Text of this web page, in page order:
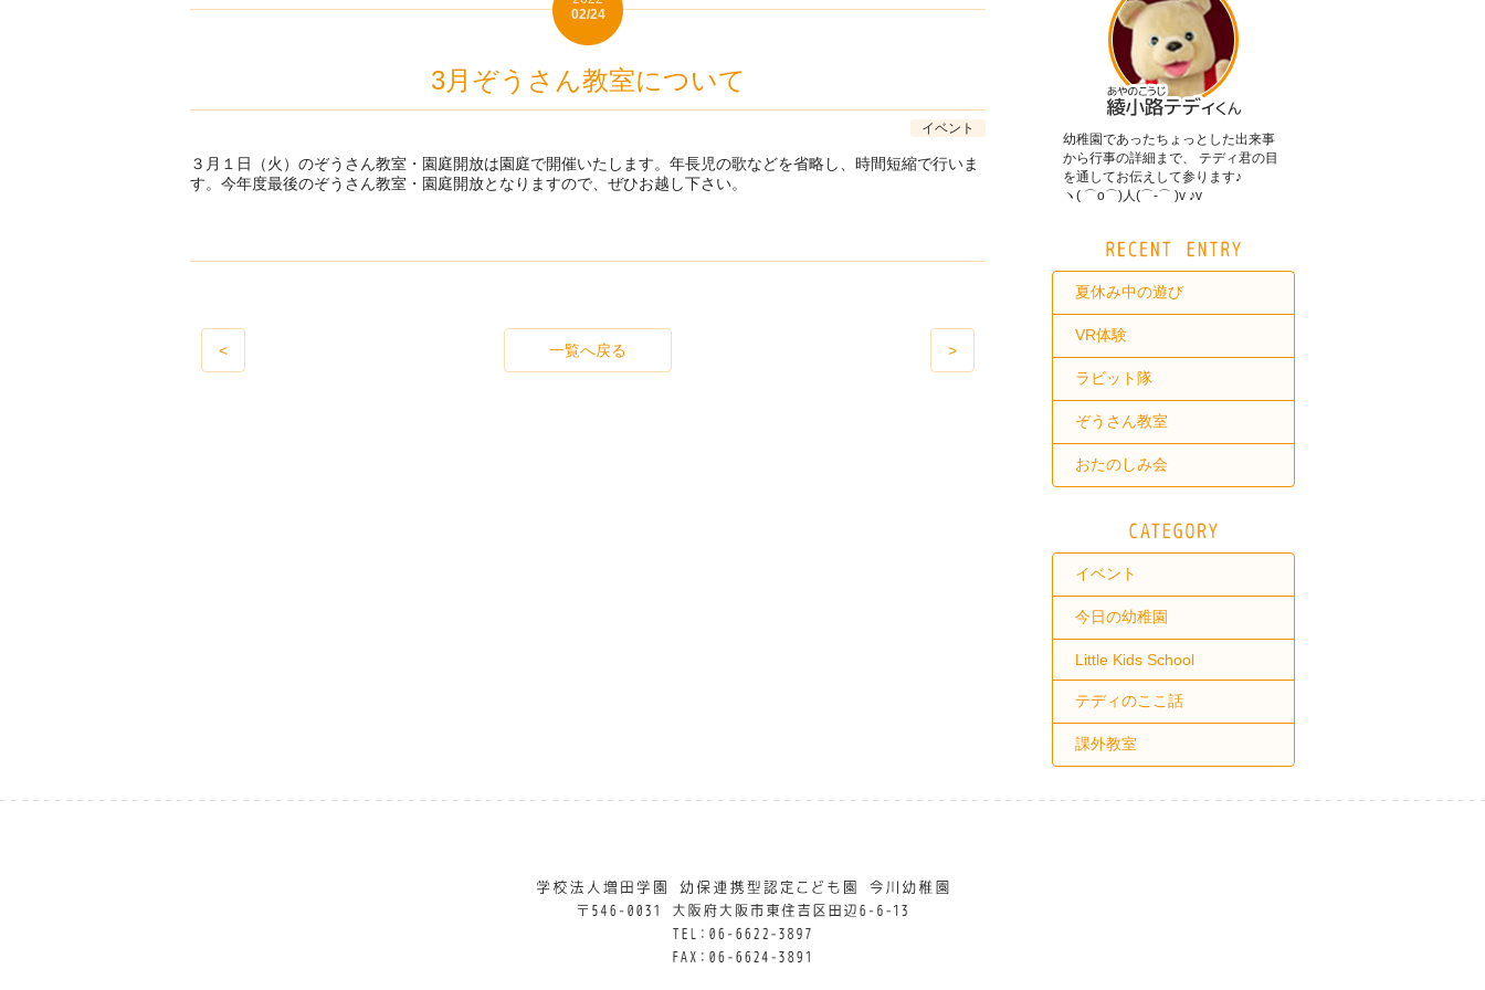
02/24
イベント
3月ぞうさん教室について
３月１日（火）のぞうさん教室・園庭開放は園庭で開催いたします。年長児の歌などを省略し、時間短縮で行いま
す。今年度最後のぞうさん教室・園庭開放となりますので、ぜひお越し下さい。
< 一覧へ戻る >
幼稚園であったちょっとした出来事
から行事の詳細まで、 テディ君の目
を通してお伝えして参ります♪
ヽ( ⌒o⌒)人(⌒-⌒ )v ♪v
夏休み中の遊び
VR体験
ラビット隊
ぞうさん教室
おたのしみ会
イベント
今日の幼稚園
Little Kids School
テディのここ話
課外教室